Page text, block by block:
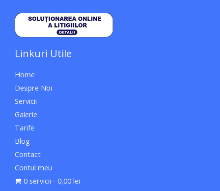
Linkuri Utile
Home
Despre Noi
Servicii
Galerie
Tarife
Blog
Contact
Contul meu
0 servicii
0,00 lei